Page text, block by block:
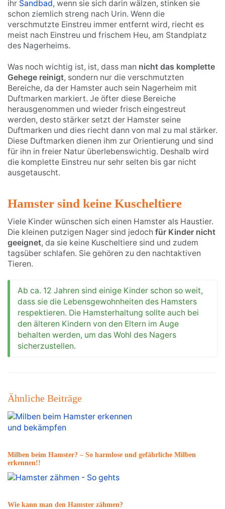
ihr Sandbad, wenn sie sich darin wälzen, stinken sie
schon ziemlich streng nach Urin. Wenn die
verschmutzte Einstreu immer entfernt wird, riecht es
meist nach Einstreu und frischem Heu, am Standplatz
des Nagerheims.
Was noch wichtig ist, ist, dass man nicht das komplette
Gehege reinigt, sondern nur die verschmutzten
Bereiche, da der Hamster auch sein Nagerheim mit
Duftmarken markiert. Je öfter diese Bereiche
herausgenommen und wieder frisch eingestreut
werden, desto stärker setzt der Hamster seine
Duftmarken und dies riecht dann von mal zu mal stärker.
Diese Duftmarken dienen ihm zur Orientierung und sind
für ihn in freier Natur überlebenswichtig. Deshalb wird
die komplette Einstreu nur sehr selten bis gar nicht
ausgetauscht.
Hamster sind keine Kuscheltiere
Viele Kinder wünschen sich einen Hamster als Haustier.
Die kleinen putzigen Nager sind jedoch für Kinder nicht
geeignet, da sie keine Kuscheltiere sind und zudem
tagsüber schlafen. Sie gehören zu den nachtaktiven
Tieren.
Ab ca. 12 Jahren sind einige Kinder schon so weit,
dass sie die Lebensgewohnheiten des Hamsters
respektieren. Die Hamsterhaltung sollte auch bei
den älteren Kindern von den Eltern im Auge
behalten werden, um das Wohl des Nagers
sicherzustellen.
Ähnliche Beiträge
Milben beim Hamster? – So harmlose und gefährliche Milben
erkennen!!
Wie kann man den Hamster zähmen?